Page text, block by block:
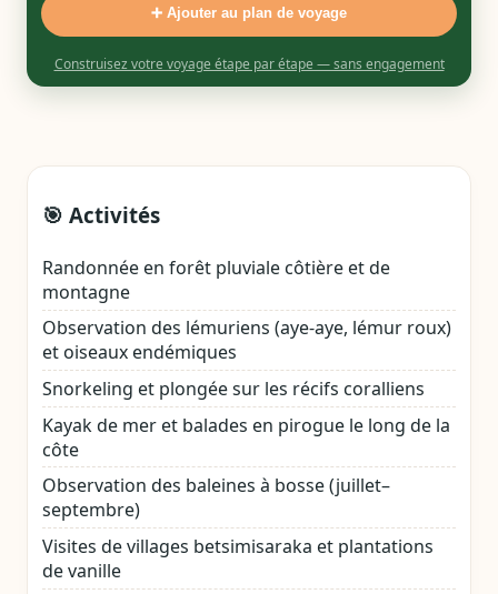
➕ Ajouter au plan de voyage
Construisez votre voyage étape par étape — sans engagement
🎯 Activités
Randonnée en forêt pluviale côtière et de
montagne
Observation des lémuriens (aye‑aye, lémur roux)
et oiseaux endémiques
Snorkeling et plongée sur les récifs coralliens
Kayak de mer et balades en pirogue le long de la
côte
Observation des baleines à bosse (juillet–
septembre)
Visites de villages betsimisaraka et plantations
de vanille